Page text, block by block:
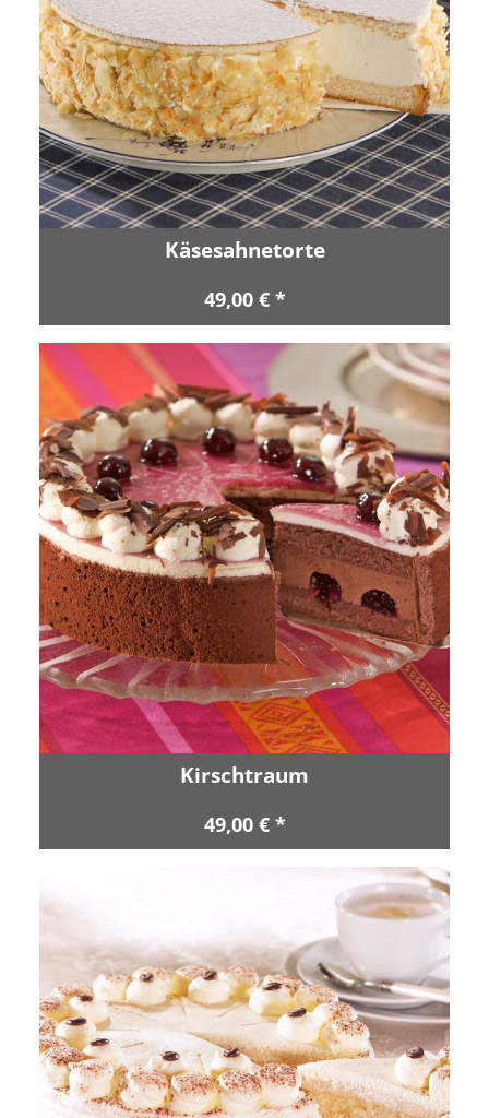
Käsesahnetorte
49,00 € *
Kirschtraum
49,00 € *